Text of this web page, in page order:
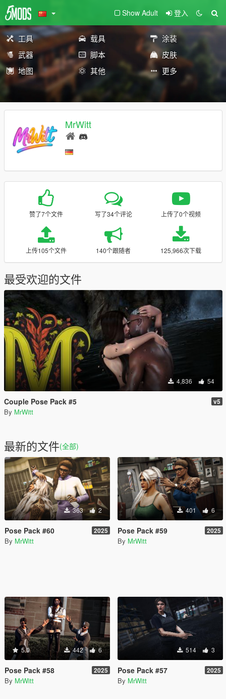
Show Adult 登入
工具 载具
涂装
武器
脚本
皮肤
地图
其他 更多
MrWitt
赞了7个文件 写了34个评论 上传了0个视频
上传105个文件 140个跟随者 125,966次下载
最受欢迎的文件
4,836 54
Couple Pose Pack #5 v5
By MrWitt
最新的文件(全部)
363 2
Pose Pack #60 2025
By MrWitt
401 6
Pose Pack #59 2025
By MrWitt
5.0 442 6
Pose Pack #58 2025
By MrWitt
514 3
Pose Pack #57 2025
By MrWitt